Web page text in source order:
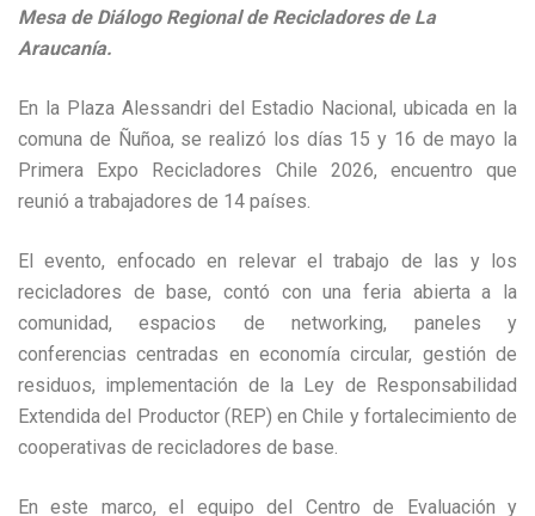
Mesa de Diálogo Regional de Recicladores de La
Araucanía.
En la Plaza Alessandri del Estadio Nacional, ubicada en la
comuna de Ñuñoa, se realizó los días 15 y 16 de mayo la
Primera Expo Recicladores Chile 2026, encuentro que
reunió a trabajadores de 14 países.
El evento, enfocado en relevar el trabajo de las y los
recicladores de base, contó con una feria abierta a la
comunidad, espacios de networking, paneles y
conferencias centradas en economía circular, gestión de
residuos, implementación de la Ley de Responsabilidad
Extendida del Productor (REP) en Chile y fortalecimiento de
cooperativas de recicladores de base.
En este marco, el equipo del Centro de Evaluación y